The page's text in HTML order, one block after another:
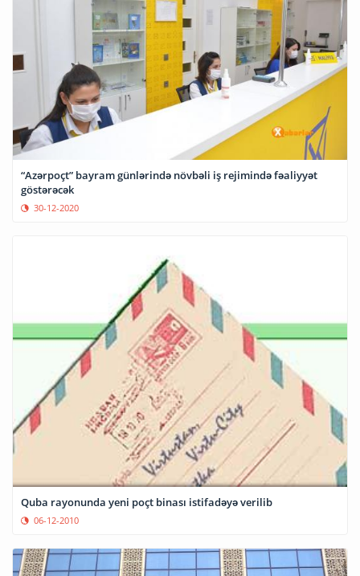
“Azərpoçt” bayram günlərində növbəli iş rejimində fəaliyyət
göstərəcək
30-12-2020
Quba rayonunda yeni poçt binası istifadəyə verilib
06-12-2010